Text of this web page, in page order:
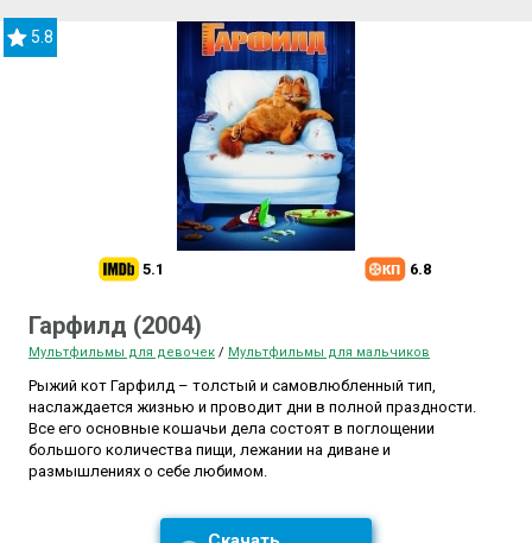
5.8
5.1 6.8
Гарфилд (2004)
Мультфильмы для девочек / Мультфильмы для мальчиков
Рыжий кот Гарфилд – толстый и самовлюбленный тип,
наслаждается жизнью и проводит дни в полной праздности.
Все его основные кошачьи дела состоят в поглощении
большого количества пищи, лежании на диване и
размышлениях о себе любимом.